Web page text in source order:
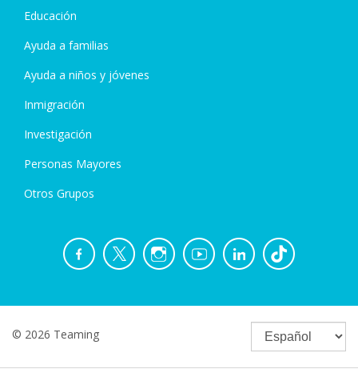
Educación
Ayuda a familias
Ayuda a niños y jóvenes
Inmigración
Investigación
Personas Mayores
Otros Grupos
© 2026 Teaming